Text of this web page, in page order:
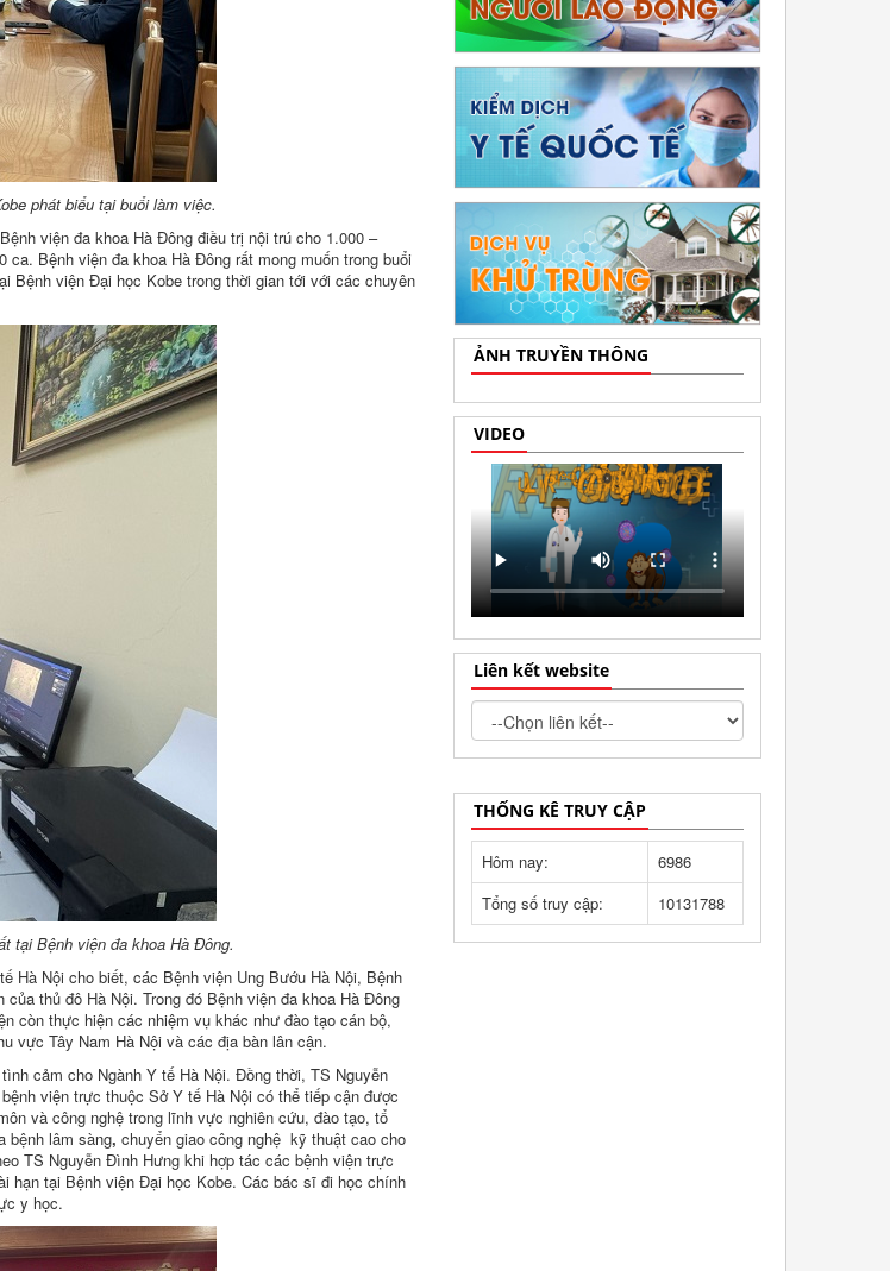
phát biểu tại buổi làm việc.
viện đa khoa Hà Đông điều trị nội trú cho 1.000 –
ca. Bệnh viện đa khoa Hà Đông rất mong muốn trong buổi
Bệnh viện Đại học Kobe trong thời gian tới với các chuyên
tại Bệnh viện đa khoa Hà Đông.
Hà Nội cho biết, các Bệnh viện Ung Bướu Hà Nội, Bệnh
thủ đô Hà Nội. Trong đó Bệnh viện đa khoa Hà Đông
còn thực hiện các nhiệm vụ khác như đào tạo cán bộ,
vực Tây Nam Hà Nội và các địa bàn lân cận.
cảm cho Ngành Y tế Hà Nội. Đồng thời, TS Nguyễn
viện trực thuộc Sở Y tế Hà Nội có thể tiếp cận được
và công nghệ trong lĩnh vực nghiên cứu, đào tạo, tổ
bệnh lâm sàng, chuyển giao công nghệ kỹ thuật cao cho
TS Nguyễn Đình Hưng khi hợp tác các bệnh viện trực
hạn tại Bệnh viện Đại học Kobe. Các bác sĩ đi học chính
y học.
ẢNH TRUYỀN THÔNG
VIDEO
Liên kết website
THỐNG KÊ TRUY CẬP
Hôm nay:
6986
Tổng số truy cập:
10131788